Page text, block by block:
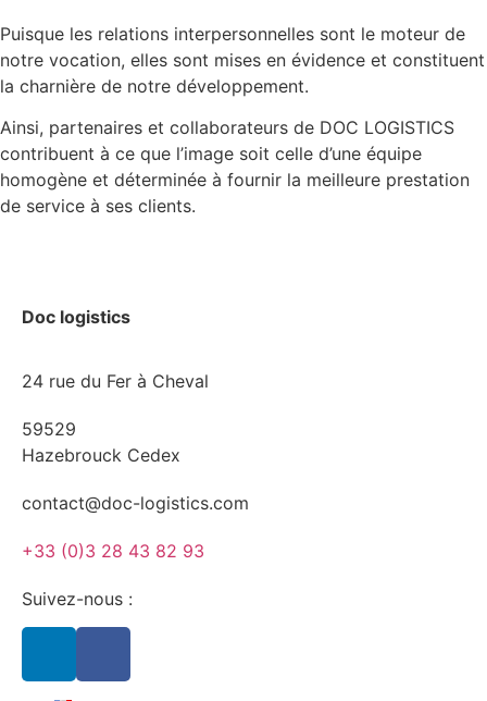
Puisque les relations interpersonnelles sont le moteur de
notre vocation, elles sont mises en évidence et constituent
la charnière de notre développement.
Ainsi, partenaires et collaborateurs de DOC LOGISTICS
contribuent à ce que l’image soit celle d’une équipe
homogène et déterminée à fournir la meilleure prestation
de service à ses clients.
Doc logistics
24 rue du Fer à Cheval
59529
Hazebrouck Cedex
contact@doc-logistics.com
+33 (0)3 28 43 82 93
Suivez-nous :